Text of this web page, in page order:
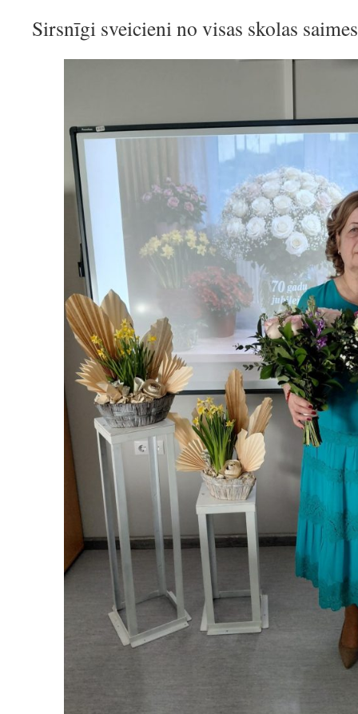
Sirsnīgi sveicieni no visas skolas